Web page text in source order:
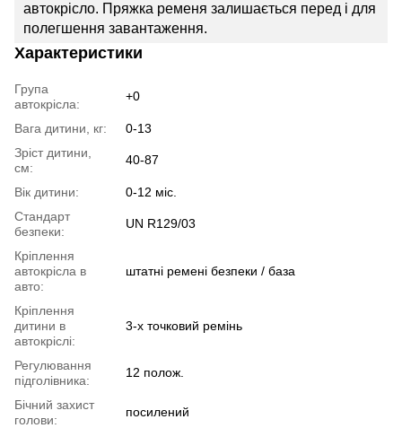
автокрісло. Пряжка ременя залишається перед і для
полегшення завантаження.
Характеристики
Група
автокрісла:
+0
Вага дитини, кг:
0-13
Зріст дитини,
см:
40-87
Вік дитини:
0-12 міс.
Стандарт
безпеки:
UN R129/03
Кріплення
автокрісла в
авто:
штатні ремені безпеки / база
Кріплення
дитини в
автокріслі:
3-х точковий ремінь
Регулювання
підголівника:
12 полож.
Бічний захист
голови:
посилений